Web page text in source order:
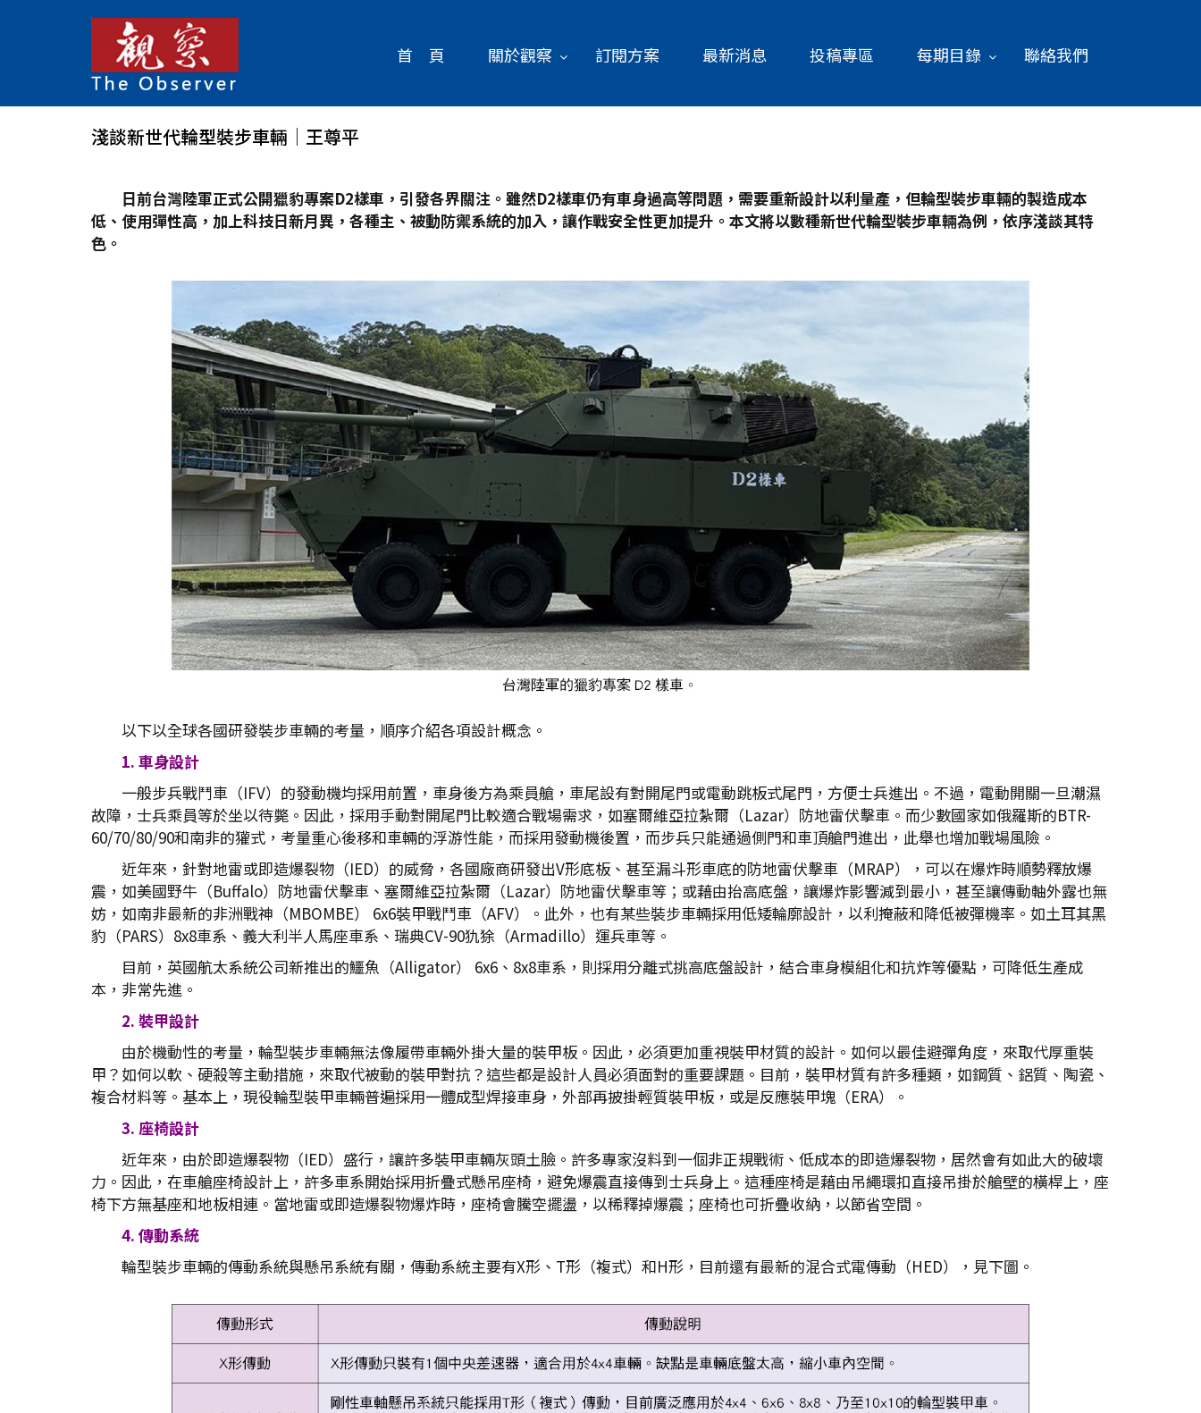
首 頁 關於觀察 訂閱方案 最新消息 投稿專區 每期目錄 聯絡我們
淺談新世代輪型裝步車輛│王尊平
日前台灣陸軍正式公開獵豹專案D2樣車，引發各界關注。雖然D2樣車仍有車身過高等問題，需要重新設計以利量產，但輪型裝步車輛的製造成本
低、使用彈性高，加上科技日新月異，各種主、被動防禦系統的加入，讓作戰安全性更加提升。本文將以數種新世代輪型裝步車輛為例，依序淺談其特
色。
以下以全球各國研發裝步車輛的考量，順序介紹各項設計概念。
1. 車身設計
一般步兵戰鬥車（IFV）的發動機均採用前置，車身後方為乘員艙，車尾設有對開尾門或電動跳板式尾門，方便士兵進出。不過，電動開關一旦潮濕
故障，士兵乘員等於坐以待斃。因此，採用手動對開尾門比較適合戰場需求，如塞爾維亞拉紮爾（Lazar）防地雷伏擊車。而少數國家如俄羅斯的BTR-
60/70/80/90和南非的獾式，考量重心後移和車輛的浮游性能，而採用發動機後置，而步兵只能通過側門和車頂艙門進出，此舉也增加戰場風險。
近年來，針對地雷或即造爆裂物（IED）的威脅，各國廠商研發出V形底板、甚至漏斗形車底的防地雷伏擊車（MRAP），可以在爆炸時順勢釋放爆
震，如美國野牛（Buffalo）防地雷伏擊車、塞爾維亞拉紮爾（Lazar）防地雷伏擊車等；或藉由抬高底盤，讓爆炸影響減到最小，甚至讓傳動軸外露也無
妨，如南非最新的非洲戰神（MBOMBE） 6x6裝甲戰鬥車（AFV）。此外，也有某些裝步車輛採用低矮輪廓設計，以利掩蔽和降低被彈機率。如土耳其黑
豹（PARS）8x8車系、義大利半人馬座車系、瑞典CV-90犰狳（Armadillo）運兵車等。
目前，英國航太系統公司新推出的鱷魚（Alligator） 6x6、8x8車系，則採用分離式挑高底盤設計，結合車身模組化和抗炸等優點，可降低生產成
本，非常先進。
2. 裝甲設計
由於機動性的考量，輪型裝步車輛無法像履帶車輛外掛大量的裝甲板。因此，必須更加重視裝甲材質的設計。如何以最佳避彈角度，來取代厚重裝
甲？如何以軟、硬殺等主動措施，來取代被動的裝甲對抗？這些都是設計人員必須面對的重要課題。目前，裝甲材質有許多種類，如鋼質、鋁質、陶瓷、
複合材料等。基本上，現役輪型裝甲車輛普遍採用一體成型焊接車身，外部再披掛輕質裝甲板，或是反應裝甲塊（ERA）。
3. 座椅設計
近年來，由於即造爆裂物（IED）盛行，讓許多裝甲車輛灰頭土臉。許多專家沒料到一個非正規戰術、低成本的即造爆裂物，居然會有如此大的破壞
力。因此，在車艙座椅設計上，許多車系開始採用折疊式懸吊座椅，避免爆震直接傳到士兵身上。這種座椅是藉由吊繩環扣直接吊掛於艙壁的橫桿上，座
椅下方無基座和地板相連。當地雷或即造爆裂物爆炸時，座椅會騰空擺盪，以稀釋掉爆震；座椅也可折疊收納，以節省空間。
4. 傳動系統
輪型裝步車輛的傳動系統與懸吊系統有關，傳動系統主要有X形、T形（複式）和H形，目前還有最新的混合式電傳動（HED），見下圖。